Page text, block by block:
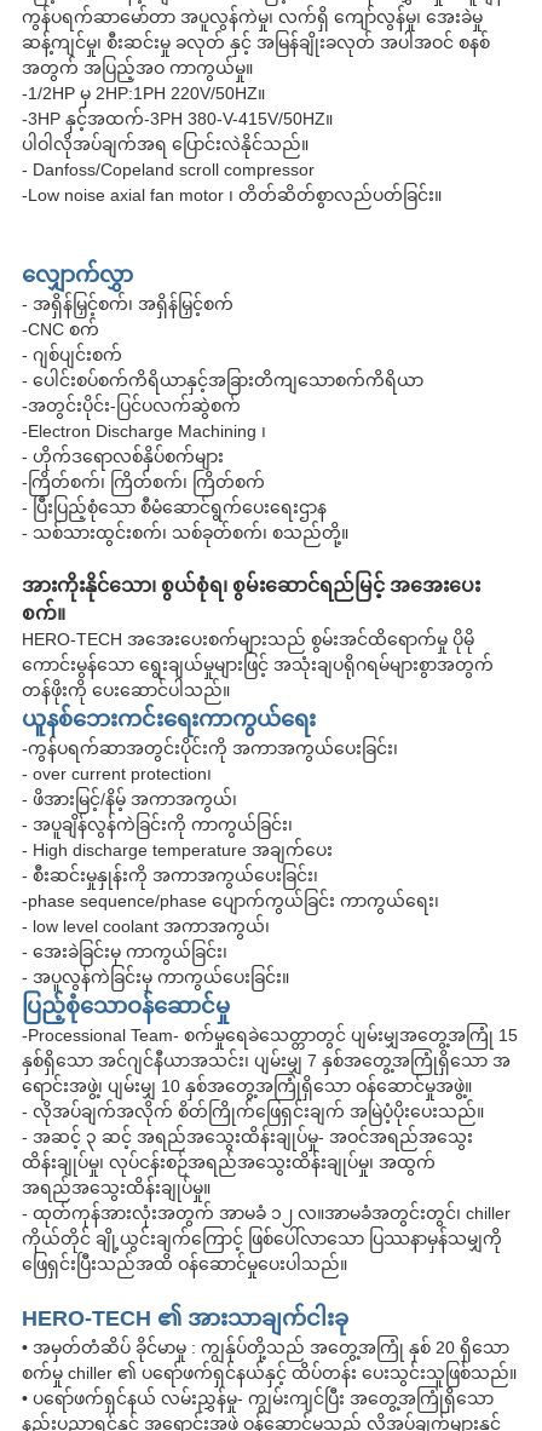
ကွန်ပရက်ဆာမော်တာ အပူလွန်ကဲမှု၊ လက်ရှိ ကျော်လွန်မှု၊ အေးခဲမှု
ဆန့်ကျင်မှု၊ စီးဆင်းမှု ခလုတ် နှင့် အမြန်ချိုးခလုတ် အပါအဝင် စနစ်
အတွက် အပြည့်အဝ ကာကွယ်မှု။
-1/2HP မှ 2HP:1PH 220V/50HZ။
-3HP နှင့်အထက်-3PH 380-V-415V/50HZ။
ပါဝါလိုအပ်ချက်အရ ပြောင်းလဲနိုင်သည်။
- Danfoss/Copeland scroll compressor
-Low noise axial fan motor ၊ တိတ်ဆိတ်စွာလည်ပတ်ခြင်း။
လျှောက်လွှာ
- အရှိန်မြှင့်စက်၊ အရှိန်မြှင့်စက်
-CNC စက်
- ဂျစ်ပျင်းစက်
- ပေါင်းစပ်စက်ကိရိယာနှင့်အခြားတိကျသောစက်ကိရိယာ
-အတွင်းပိုင်း-ပြင်ပလက်ဆွဲစက်
-Electron Discharge Machining ၊
- ဟိုက်ဒရောလစ်နှိပ်စက်များ
-ကြိတ်စက်၊ ကြိတ်စက်၊ ကြိတ်စက်
- ပြီးပြည့်စုံသော စီမံဆောင်ရွက်ပေးရေးဌာန
- သစ်သားထွင်းစက်၊ သစ်ခုတ်စက်၊ စသည်တို့။
အားကိုးနိုင်သော၊ စွယ်စုံရ၊ စွမ်းဆောင်ရည်မြင့် အအေးပေး
စက်။
HERO-TECH အအေးပေးစက်များသည် စွမ်းအင်ထိရောက်မှု ပိုမို
ကောင်းမွန်သော ရွေးချယ်မှုများဖြင့် အသုံးချပရိုဂရမ်များစွာအတွက်
တန်ဖိုးကို ပေးဆောင်ပါသည်။
ယူနစ်ဘေးကင်းရေးကာကွယ်ရေး
-ကွန်ပရက်ဆာအတွင်းပိုင်းကို အကာအကွယ်ပေးခြင်း၊
- over current protection၊
- ဖိအားမြင့်/နိမ့် အကာအကွယ်၊
- အပူချိန်လွန်ကဲခြင်းကို ကာကွယ်ခြင်း၊
- High discharge temperature အချက်ပေး
- စီးဆင်းမှုနှုန်းကို အကာအကွယ်ပေးခြင်း၊
-phase sequence/phase ပျောက်ကွယ်ခြင်း ကာကွယ်ရေး၊
- low level coolant အကာအကွယ်၊
- အေးခဲခြင်းမှ ကာကွယ်ခြင်း၊
- အပူလွန်ကဲခြင်းမှ ကာကွယ်ပေးခြင်း။
ပြည့်စုံသောဝန်ဆောင်မှု
-Processional Team- စက်မှုရေခဲသေတ္တာတွင် ပျမ်းမျှအတွေ့အကြုံ 15
နှစ်ရှိသော အင်ဂျင်နီယာအသင်း၊ ပျမ်းမျှ 7 နှစ်အတွေ့အကြုံရှိသော အ
ရောင်းအဖွဲ့၊ ပျမ်းမျှ 10 နှစ်အတွေ့အကြုံရှိသော ဝန်ဆောင်မှုအဖွဲ့။
- လိုအပ်ချက်အလိုက် စိတ်ကြိုက်ဖြေရှင်းချက် အမြဲပံ့ပိုးပေးသည်။
- အဆင့် ၃ ဆင့် အရည်အသွေးထိန်းချုပ်မှု- အဝင်အရည်အသွေး
ထိန်းချုပ်မှု၊ လုပ်ငန်းစဉ်အရည်အသွေးထိန်းချုပ်မှု၊ အထွက်
အရည်အသွေးထိန်းချုပ်မှု။
- ထုတ်ကုန်အားလုံးအတွက် အာမခံ ၁၂ လ။အာမခံအတွင်းတွင်၊ chiller
ကိုယ်တိုင် ချို့ယွင်းချက်ကြောင့် ဖြစ်ပေါ်လာသော ပြဿနာမှန်သမျှကို
ဖြေရှင်းပြီးသည်အထိ ဝန်ဆောင်မှုပေးပါသည်။
HERO-TECH ၏ အားသာချက်ငါးခု
• အမှတ်တံဆိပ် ခိုင်မာမှု : ကျွန်ုပ်တို့သည် အတွေ့အကြုံ နှစ် 20 ရှိသော
စက်မှု chiller ၏ ပရော်ဖက်ရှင်နယ်နှင့် ထိပ်တန်း ပေးသွင်းသူဖြစ်သည်။
• ပရော်ဖက်ရှင်နယ် လမ်းညွှန်မှု- ကျွမ်းကျင်ပြီး အတွေ့အကြုံရှိသော
နည်းပညာရှင်နှင့် အရောင်းအဖွဲ့ ဝန်ဆောင်မှုသည် လိုအပ်ချက်များနှင့်